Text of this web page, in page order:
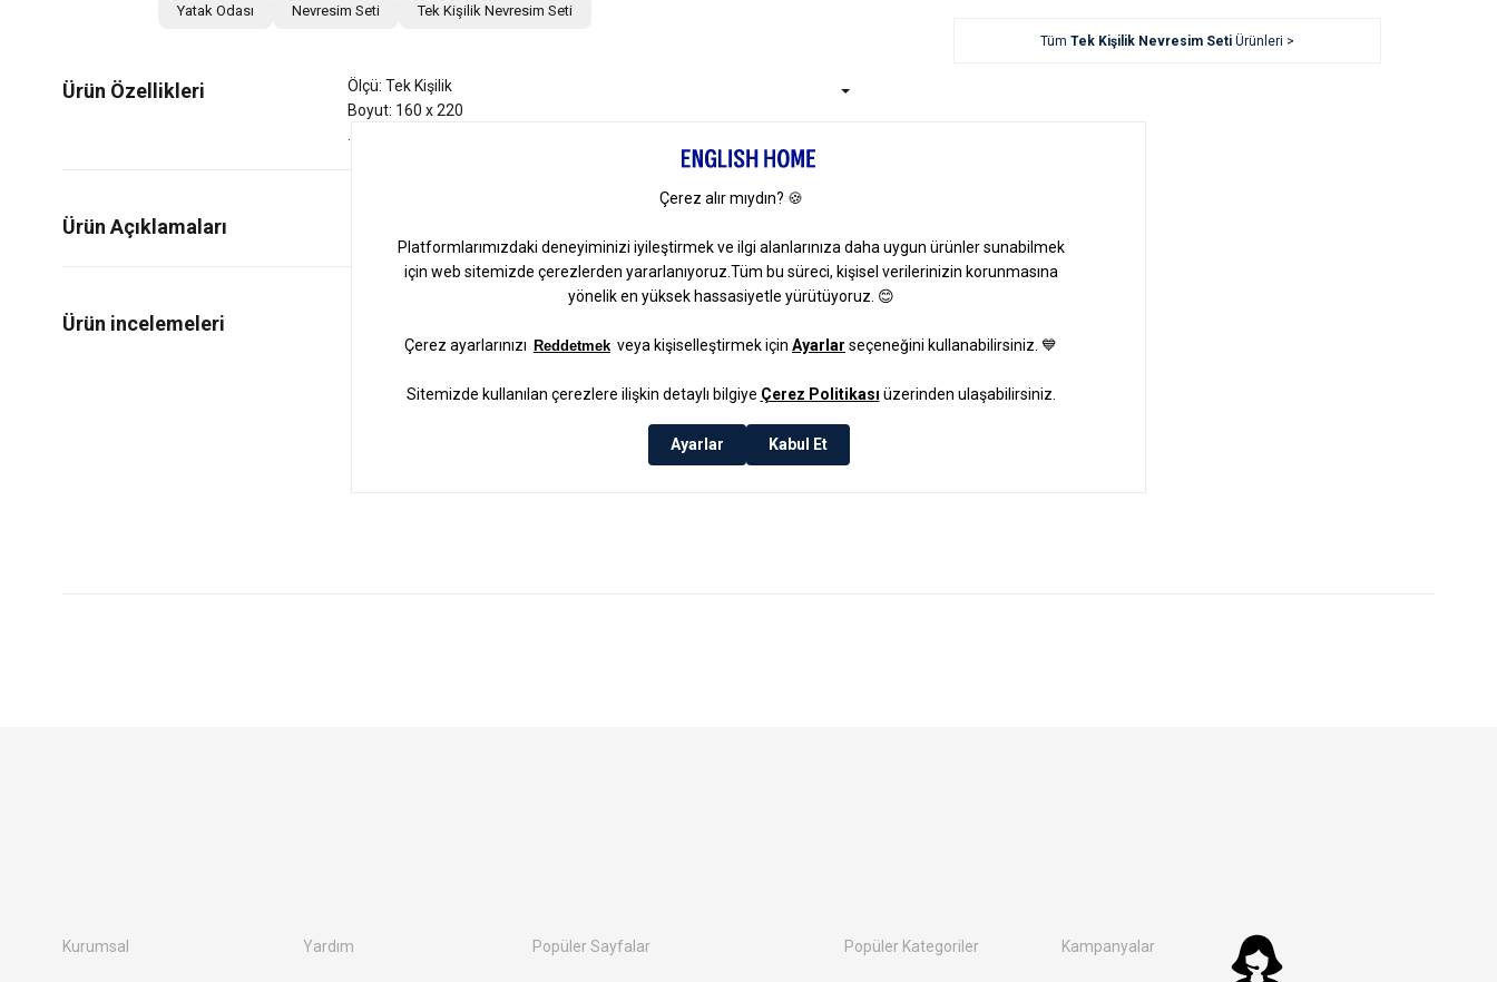
Yatak Odası Nevresim Seti Tek Kişilik Nevresim Seti
Ürün Özellikleri
Ölçü: Tek Kişilik
Boyut: 160 x 220
Ürün Açıklamaları
Tüm Tek Kişilik Nevresim Seti Ürünleri >
Kurumsal Yardım Popüler Sayfalar Popüler Kategoriler Kampanyalar